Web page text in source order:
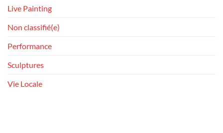
Live Painting
Non classifié(e)
Performance
Sculptures
Vie Locale